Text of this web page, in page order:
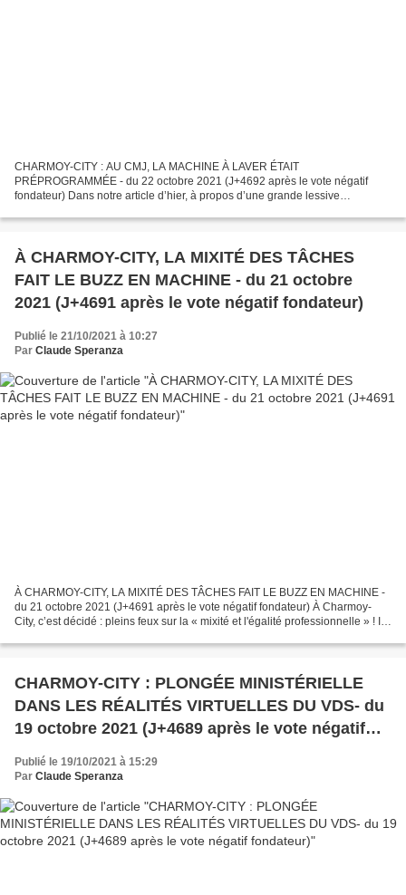
CHARMOY-CITY : AU CMJ, LA MACHINE À LAVER ÉTAIT
PRÉPROGRAMMÉE - du 22 octobre 2021 (J+4692 après le vote négatif
fondateur) Dans notre article d’hier, à propos d’une grande lessive
À CHARMOY-CITY, LA MIXITÉ DES TÂCHES
FAIT LE BUZZ EN MACHINE - du 21 octobre
2021 (J+4691 après le vote négatif fondateur)
Publié le 21/10/2021 à 10:27
Par Claude Speranza
À CHARMOY-CITY, LA MIXITÉ DES TÂCHES FAIT LE BUZZ EN MACHINE -
du 21 octobre 2021 (J+4691 après le vote négatif fondateur) À Charmoy-
City, c’est décidé : pleins feux sur la « mixité et l'égalité professionnelle » ! Il
CHARMOY-CITY : PLONGÉE MINISTÉRIELLE
DANS LES RÉALITÉS VIRTUELLES DU VDS- du
19 octobre 2021 (J+4689 après le vote négatif
fondateur)
Publié le 19/10/2021 à 15:29
Par Claude Speranza